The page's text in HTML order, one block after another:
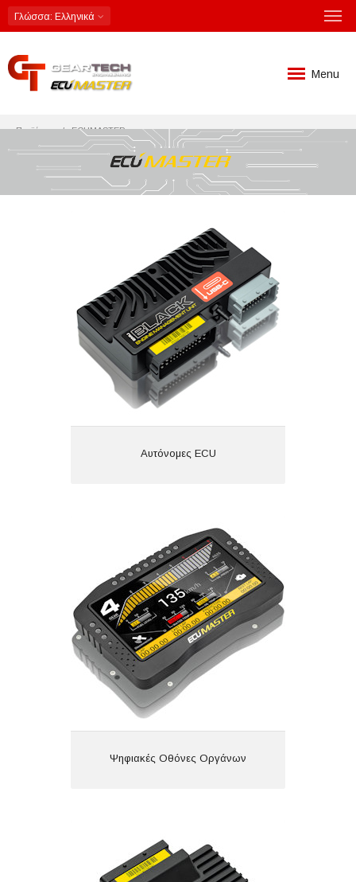
Γλώσσα: Ελληνικά
Menu
Προϊόντα ECUMASTER
Αυτόνομες ECU
Αυτόνομες ECU
Ψηφιακές Οθόνες Οργάνων
Ψηφιακές Οθόνες Οργάνων